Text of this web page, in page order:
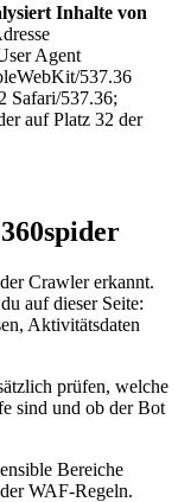
Inhalte von
Agent
537.36
Safari/537.36;
auf Platz 32 der
Crawler erkannt.
auf dieser Seite:
Aktivitätsdaten
prüfen, welche
sind und ob der Bot
Bereiche
WAF-Regeln.